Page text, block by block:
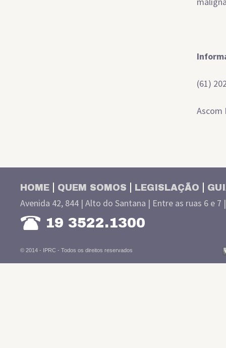
(61)
Ascom
HOME QUEM SOMOS LEGISLAÇÃO
Avenida 42, 844 | Alto do Santana | Entre as ruas 6 e 7
19 3522.1300
© 2014 - IPRC - Todos os direitos reservados